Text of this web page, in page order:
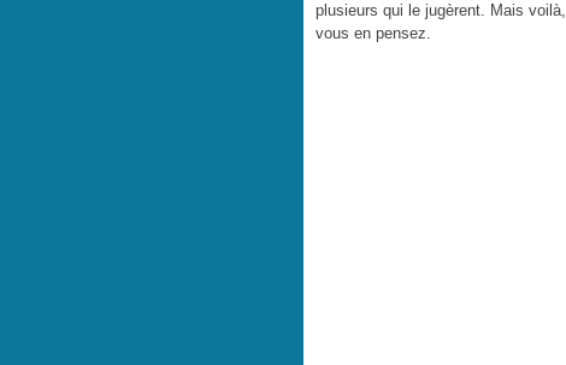
plusieurs qui le jugèrent. Mais
vous en pensez.